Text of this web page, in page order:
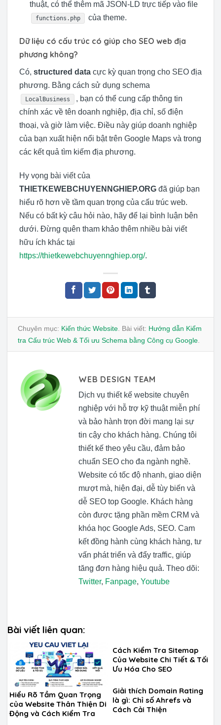
thuật, có thể thêm mã JSON-LD trực tiếp vào file
functions.php của theme.
Dữ liệu có cấu trúc có giúp cho SEO web địa
phương không?
Có, structured data cực kỳ quan trọng cho SEO địa
phương. Bằng cách sử dụng schema
LocalBusiness
, bạn có thể cung cấp thông tin
chính xác về tên doanh nghiệp, địa chỉ, số điện
thoại, và giờ làm việc. Điều này giúp doanh nghiệp
của bạn xuất hiện nổi bật trên Google Maps và trong
các kết quả tìm kiếm địa phương.
Hy vọng bài viết của
THIETKEWEBCHUYENNGHIEP.ORG đã giúp bạn
hiểu rõ hơn về tầm quan trọng của cấu trúc web.
Nếu có bất kỳ câu hỏi nào, hãy để lại bình luận bên
dưới. Đừng quên tham khảo thêm nhiều bài viết
hữu ích khác tại
https://thietkewebchuyennghiep.org/.
Chuyên mục: Kiến thức Website . Bài viết: Hướng dẫn Kiểm
tra Cấu trúc Web & Tối ưu Schema bằng Công cụ Google
WEB DESIGN TEAM
Dịch vụ thiết kế website chuyên
nghiệp với hỗ trợ kỹ thuật miễn phí
và bảo hành trọn đời mang lại sự
tin cậy cho khách hàng. Chúng tôi
thiết kế theo yêu cầu, đảm bảo
chuẩn SEO cho đa ngành nghề.
Website có tốc độ nhanh, giao diện
mượt mà, hiện đại, dễ tùy biến và
dễ SEO top Google. Khách hàng
còn được tặng phần mềm CRM và
khóa học Google Ads, SEO. Cam
kết đồng hành cùng khách hàng, tư
vấn phát triển và đẩy traffic, giúp
tăng đơn hàng hiệu quả. Theo dõi:
Twitter, Fanpage, Youtube
Bài viết liên quan:
Hiểu Rõ Tầm Quan Trọng
của Website Thân Thiện Di
Động và Cách Kiểm Tra
Cách Kiểm Tra Sitemap
Của Website Chi Tiết & Tối
Ưu Hóa Cho SEO
Giải thích Domain Rating
là gì: Chỉ số Ahrefs và
Cách Cải Thiện